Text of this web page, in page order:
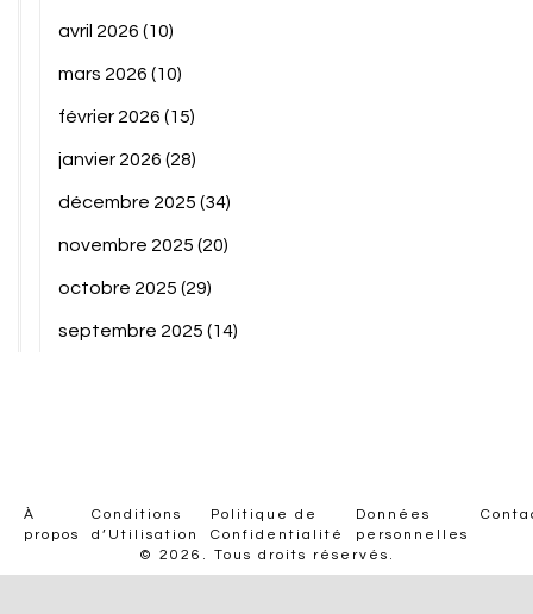
avril 2026 (10)
mars 2026 (10)
février 2026 (15)
janvier 2026 (28)
décembre 2025 (34)
novembre 2025 (20)
octobre 2025 (29)
septembre 2025 (14)
À
propos
Conditions
d’Utilisation
Politique de
Confidentialité
Données
personnelles
© 2026. Tous droits réservés.